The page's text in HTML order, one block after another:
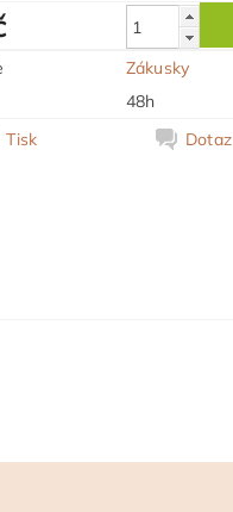
Zákusky
48h
Tisk
Dotaz